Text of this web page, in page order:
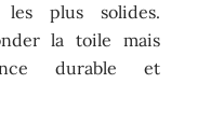
plus solides.
la toile mais
durable et